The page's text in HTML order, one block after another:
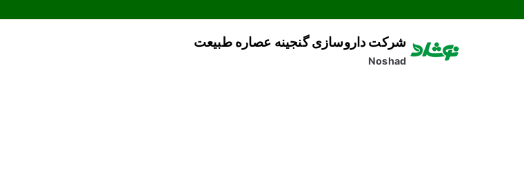
شرکت داروسازی گنجینه عصاره طبیعت
Noshad